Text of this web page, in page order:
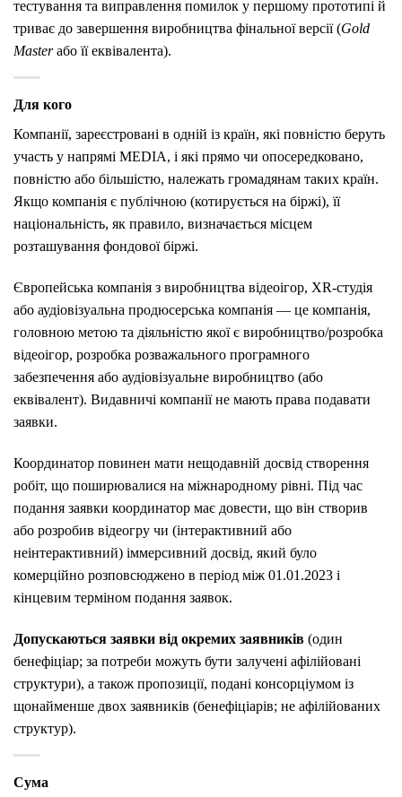
тестування та виправлення помилок у першому прототипі й
триває до завершення виробництва фінальної версії (Gold
Masterабо її еквівалента).
Для кого
Компанії, зареєстровані в одній із країн, які повністю беруть
участь у напрямі MEDIA, і які прямо чи опосередковано,
повністю або більшістю, належать громадянам таких країн.
Якщо компанія є публічною (котирується на біржі), її
національність, як правило, визначається місцем
розташування фондової біржі.
Європейська компанія з виробництва відеоігор, XR-студія
або аудіовізуальна продюсерська компанія — це компанія,
головною метою та діяльністю якої є виробництво/розробка
відеоігор, розробка розважального програмного
забезпечення або аудіовізуальне виробництво (або
еквівалент). Видавничі компанії не мають права подавати
заявки.
Координатор повинен мати нещодавній досвід створення
робіт, що поширювалися на міжнародному рівні. Під час
подання заявки координатор має довести, що він створив
або розробив відеогру чи (інтерактивний або
неінтерактивний) іммерсивний досвід, який було
комерційно розповсюджено в період між 01.01.2023 і
кінцевим терміном подання заявок.
Допускаються заявки від окремих заявників (один
бенефіціар; за потреби можуть бути залучені афілійовані
структури), а також пропозиції, подані консорціумом із
щонайменше двох заявників (бенефіціарів; не афілійованих
структур).
Сума